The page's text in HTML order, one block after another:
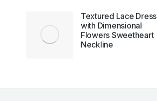
Textured Lace Dress
with Dimensional
Flowers Sweetheart
Neckline